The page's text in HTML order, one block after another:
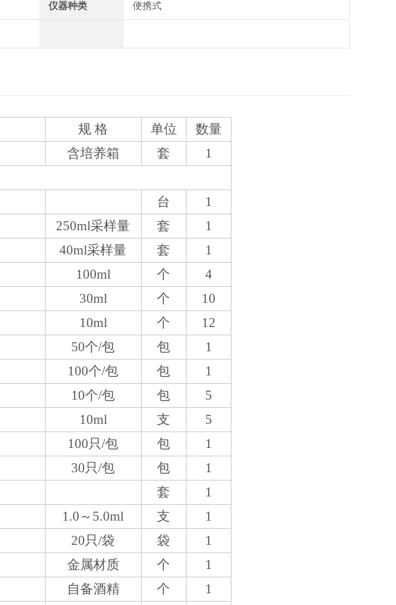
仪器种类 便携式
规 格 单位
数量
含培养箱 套
1
台
1
250ml采样量 套
1
40ml采样量 套
1
100ml 个
4
30ml 个
10
10ml 个
12
50个/包 包
1
100个/包 包
1
10个/包 包
5
10ml 支
5
100只/包 包
1
30只/包 包
1
套
1
1.0～5.0ml 支
1
20只/袋 袋
1
金属材质 个
1
自备酒精 个
1